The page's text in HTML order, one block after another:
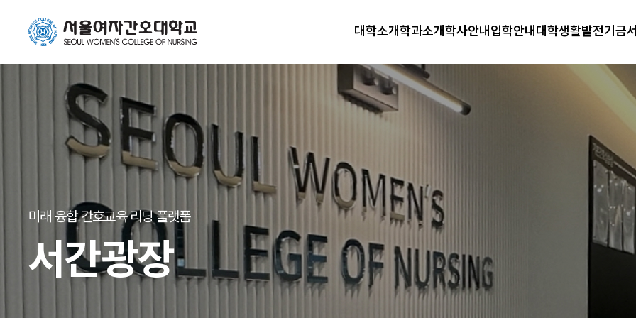
대학소개학과소개학사안내입학안내대학생활발전기금
미래 융합 간호교육 리딩 플랫폼
서간광장